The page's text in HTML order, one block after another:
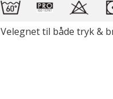
Velegnet til både tryk &